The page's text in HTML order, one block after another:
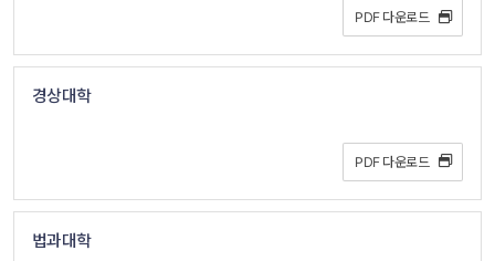
PDF 다운로드
경상대학
PDF 다운로드
법과대학